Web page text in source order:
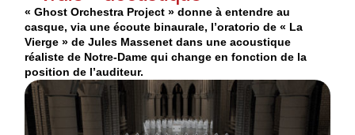
« Ghost Orchestra Project » donne à entendre au
casque, via une écoute binaurale, l’oratorio de « La
Vierge » de Jules Massenet dans une acoustique
réaliste de Notre-Dame qui change en fonction de la
position de l’auditeur.